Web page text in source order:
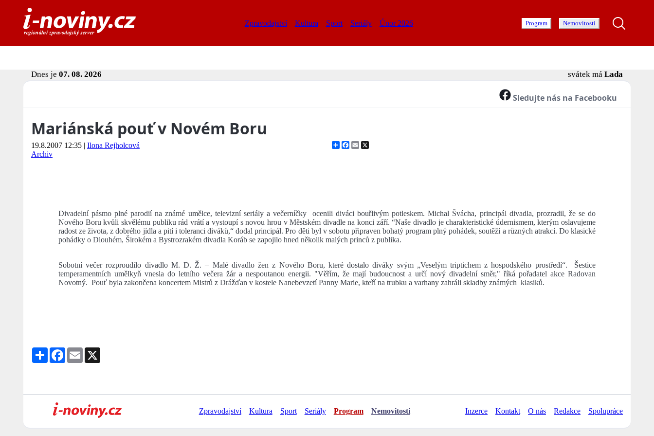
Zpravodajství Kultura Sport Seriály Únor 2026 Program Nemovitosti
Dnes je 07. 08. 2026 svátek má Lada
Sledujte nás na Facebooku
Mariánská pouť v Novém Boru
19.8.2007 12:35 | Ilona Rejholcová
Archiv
ShareFacebook
Email
Divadelní pásmo plné parodií na známé umělce, televizní seriály a večerníčky ocenili diváci bouřlivým potleskem. Michal Švácha, principál divadla, prozradil, že se do
Nového Boru kvůli skvělému publiku rád vrátí a vystoupí s novou hrou v Městském divadle na konci září. “Naše divadlo je charakteristické údernismem, kterým oslavujeme
radost ze života, z dobrého jídla a pití i toleranci diváků,“ dodal principál. Pro děti byl v sobotu připraven bohatý program plný pohádek, soutěží a různých atrakcí. Do klasické
pohádky o Dlouhém, Širokém a Bystrozrakém divadla Koráb se zapojilo hned několik malých princů z publika.
Sobotní večer rozproudilo divadlo M. D. Ž. – Malé divadlo žen z Nového Boru, které dostalo diváky svým „Veselým triptichem z hospodského prostředí“. Šestice
temperamentních umělkyň vnesla do letního večera žár a nespoutanou energii. "Věřím, že mají budoucnost a určí nový divadelní směr," říká pořadatel akce Radovan
Novotný. Pouť byla zakončena koncertem Mistrů z Drážďan v kostele Nanebevzetí Panny Marie, kteří na trubku a varhany zahráli skladby známých klasiků.
Share Facebook
Email
Zpravodajství Kultura Sport Seriály Program Nemovitosti Inzerce Kontakt O nás Redakce Spolupráce